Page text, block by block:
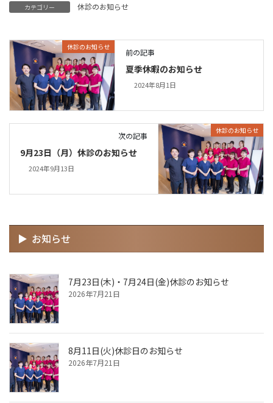
カテゴリー 休診のお知らせ
休診のお知らせ
前の記事
夏季休暇のお知らせ
2024年8月1日
休診のお知らせ
次の記事
9月23日（月）休診のお知らせ
2024年9月13日
お知らせ
7月23日(木)・7月24日(金)休診のお知らせ
2026年7月21日
8月11日(火)休診日のお知らせ
2026年7月21日